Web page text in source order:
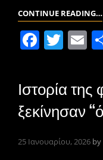
CONTINUE READING…
F
e
b
o
T
er
E
l
Ιστορία
ξεκίνησαν
25 Ιανουαρίου, 2026 by